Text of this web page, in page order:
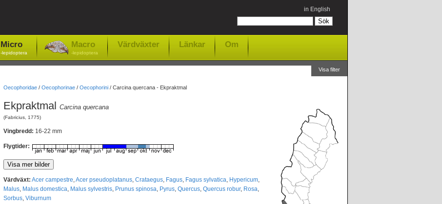
in English
Micro
-lepidoptera
Macro
-lepidoptera
Värdväxter Länkar Om
Visa filter
Oecophoridae/ Oecophorinae/ Oecophorini/ Carcina quercana - Ekpraktmal
Ekpraktmal Carcina quercana
(Fabricius, 1775)
Vingbredd: 16-22 mm
Flygtider:
Värdväxt: Acer campestre,Acer pseudoplatanus, Crataegus, Fagus, Fagus sylvatica, Hypericum,
Malus, Malus domestica, Malus sylvestris, Prunus spinosa, Pyrus, Quercus, Quercus robur, Rosa,
Sorbus, Viburnum